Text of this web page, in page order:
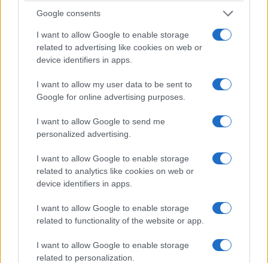
Google consents
I want to allow Google to enable storage
related to advertising like cookies on web or
device identifiers in apps.
I want to allow my user data to be sent to
Google for online advertising purposes.
I want to allow Google to send me
personalized advertising.
I want to allow Google to enable storage
related to analytics like cookies on web or
device identifiers in apps.
I want to allow Google to enable storage
related to functionality of the website or app.
I want to allow Google to enable storage
related to personalization.
Επίσης, αναφέρθηκε στην διαλειτουργική
καταβολή των πιστοποιητικών, ώστε να μειωθεί
και η ψηφιακή γραφειοκρατία που ταλαιπωρεί
τον κόσμο.
Προσέθεσε πως η χώρα μας είναι πίσω στην
εγκατάσταση οπτικής ίνας, σε σχέση με την
υπόλοιπη Ευρώπη, κάτι που οφείλεται στη
γεωγραφία της χώρας μας. Ωστόσο στο 5G η